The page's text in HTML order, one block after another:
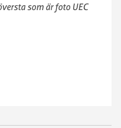
som är foto UEC